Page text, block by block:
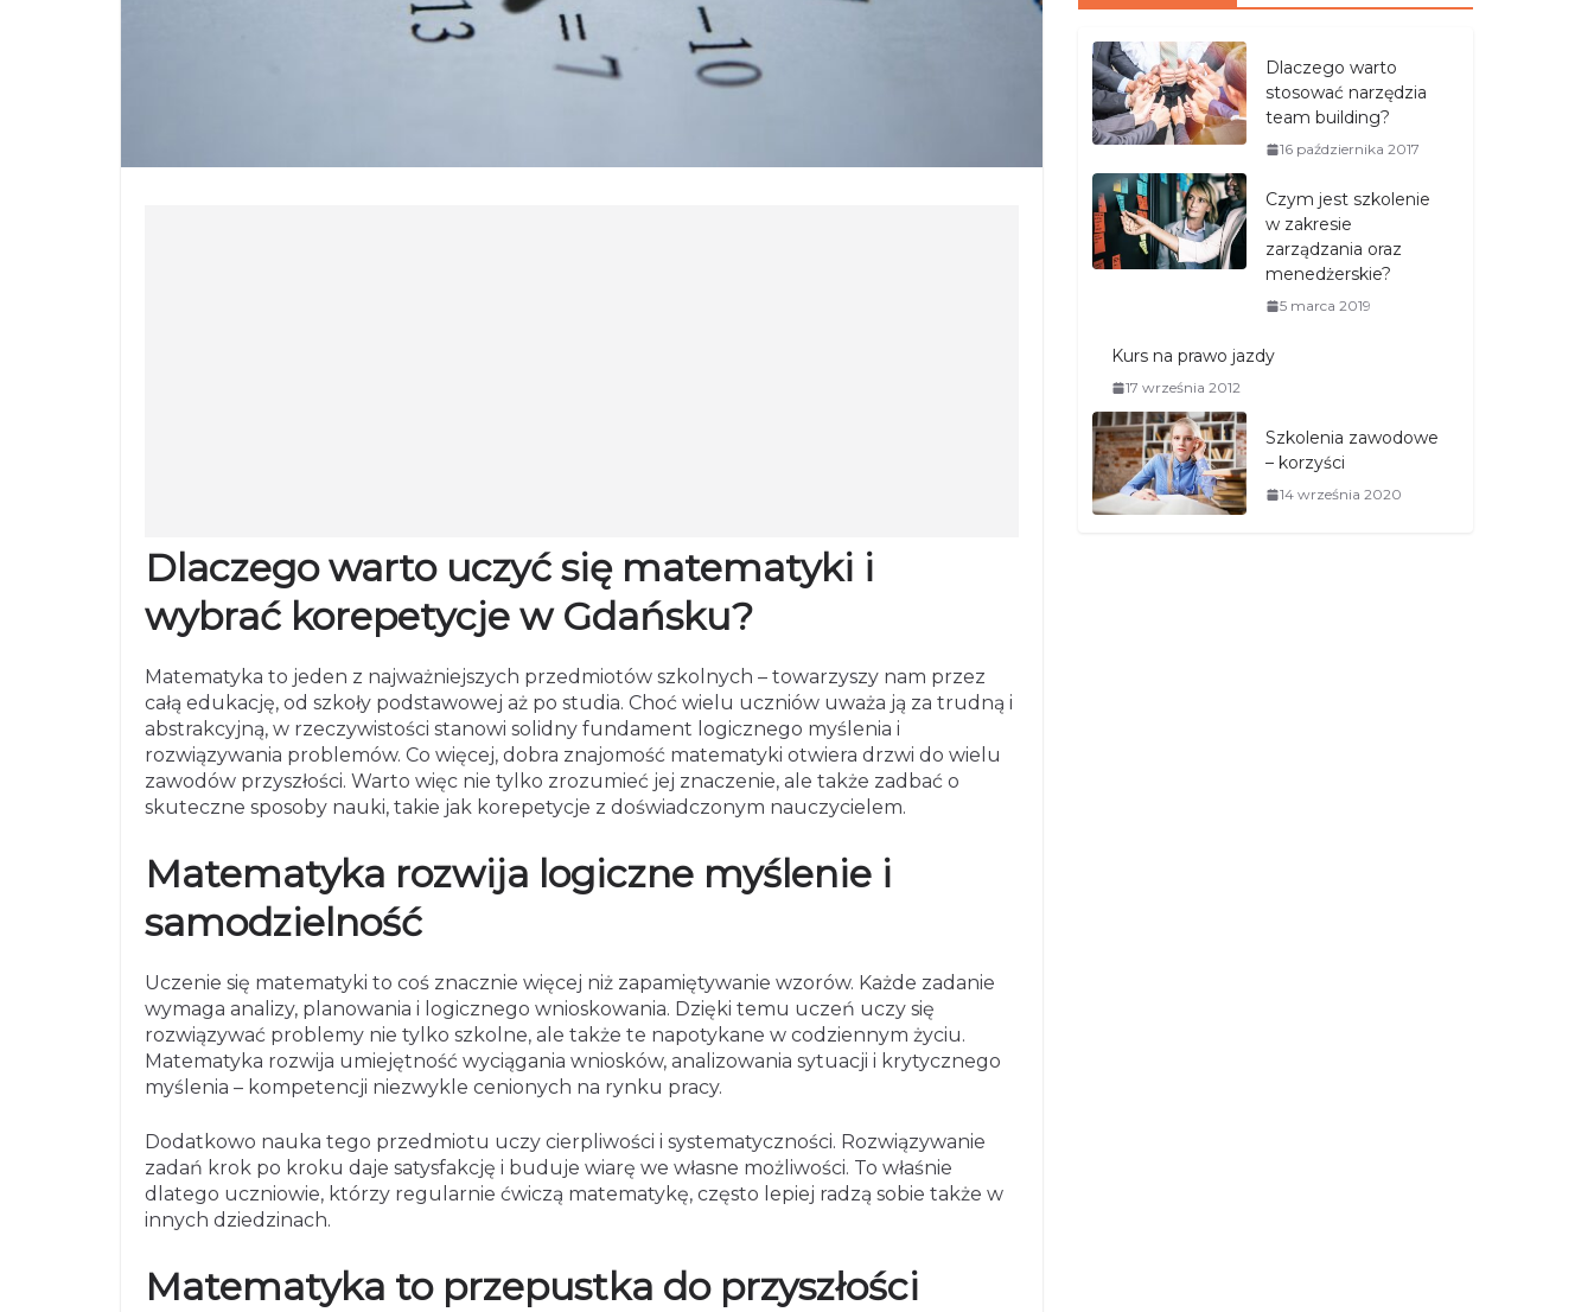
Dlaczego warto uczyć się matematyki i
wybrać korepetycje w Gdańsku?
Matematyka to jeden z najważniejszych przedmiotów szkolnych – towarzyszy nam przez
całą edukację, od szkoły podstawowej aż po studia. Choć wielu uczniów uważa ją za trudną i
abstrakcyjną, w rzeczywistości stanowi solidny fundament logicznego myślenia i
rozwiązywania problemów. Co więcej, dobra znajomość matematyki otwiera drzwi do wielu
zawodów przyszłości. Warto więc nie tylko zrozumieć jej znaczenie, ale także zadbać o
skuteczne sposoby nauki, takie jak korepetycje z doświadczonym nauczycielem.
Matematyka rozwija logiczne myślenie i
samodzielność
Uczenie się matematyki to coś znacznie więcej niż zapamiętywanie wzorów. Każde zadanie
wymaga analizy, planowania i logicznego wnioskowania. Dzięki temu uczeń uczy się
rozwiązywać problemy nie tylko szkolne, ale także te napotykane w codziennym życiu.
Matematyka rozwija umiejętność wyciągania wniosków, analizowania sytuacji i krytycznego
myślenia – kompetencji niezwykle cenionych na rynku pracy.
Dodatkowo nauka tego przedmiotu uczy cierpliwości i systematyczności. Rozwiązywanie
zadań krok po kroku daje satysfakcję i buduje wiarę we własne możliwości. To właśnie
dlatego uczniowie, którzy regularnie ćwiczą matematykę, często lepiej radzą sobie także w
innych dziedzinach.
Matematyka to przepustka do przyszłości
Dlaczego warto
stosować narzędzia
team building?
16 października 2017
Czym jest szkolenie
w zakresie
zarządzania oraz
menedżerskie?
5 marca 2019
Kurs na prawo jazdy
17 września 2012
Szkolenia zawodowe
– korzyści
14 września 2020